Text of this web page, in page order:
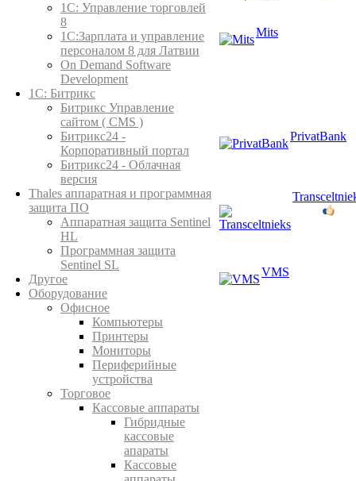
1C: Управление торговлей
8
1С:Зарплата и управление
персоналом 8 для Латвии
On Demand Software
Development
1С: Битрикс
Битрикс Управление
сайтом ( CMS )
Битрикс24 -
Корпоративный портал
Битрикс24 - Облачная
версия
Thales аппаратная и программная
защита ПО
Аппаратная защита Sentinel
HL
Программная защита
Sentinel SL
Другое
Оборудование
Офисное
Компьютеры
Принтеры
Мониторы
Периферийные
устройства
Торговое
Кассовые аппараты
Гибридные
кассовые
апараты
Кассовые
Mits
PrivatBank
VMS